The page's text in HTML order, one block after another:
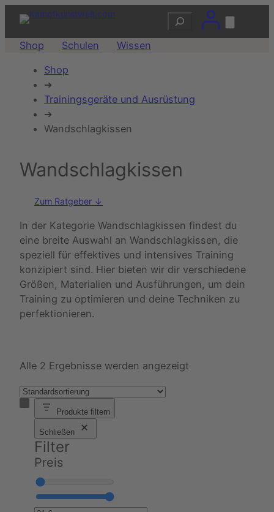
Suchen
Shop Schulen Wissen
Shop
➔
Trainingsgeräte und Ausrüstung
➔
Wandschlagkissen
Wandschlagkissen
Zum Ratgeber ↓
In der Kategorie Wandschlagkissen findest du
eine breite Auswahl an Wandschlagkissen, die
speziell für effektives und intensives Training
konzipiert sind. Hier bieten wir dir verschiedene
Größen, Materialien und Ausführungen, um dein
Training zu optimieren und deine Techniken zu
perfektionieren.
Alle 2 Ergebnisse werden angezeigt
Produkte filtern
Schließen
Filter
Preis